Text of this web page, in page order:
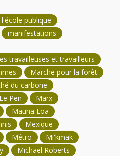
publique
manifestations
travailleuses et travailleurs
Marche pour la forêt
du carbone
Pen
Marx
Mauna Loa
Mexique
Métro
Mi'kmak
Michael Roberts